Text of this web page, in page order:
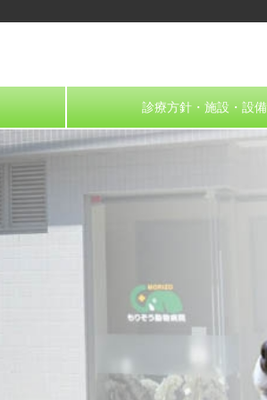
診療方針・施設・設備